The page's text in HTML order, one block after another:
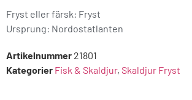
Fryst eller färsk: Fryst
Ursprung: Nordostatlanten
Artikelnummer 21801
Kategorier Fisk & Skaldjur, Skaldjur Fryst